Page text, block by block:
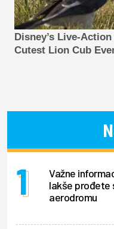
Disney’s Live-
Cutest Lion Cub
Važne
lakše prođete
aerodromu